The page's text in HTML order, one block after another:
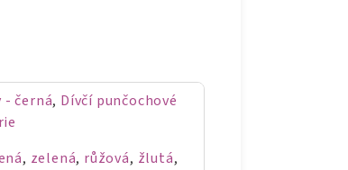
- černá, Dívčí punčochové
, zelená, růžová, žlutá,